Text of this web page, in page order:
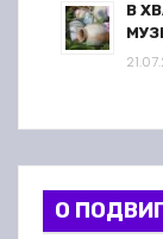
В
О